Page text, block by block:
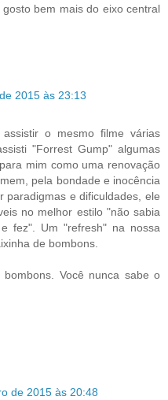
bem mais do eixo central
2015 às 23:13
o mesmo filme várias
"Forrest Gump" algumas
mim como uma renovação
pela bondade e inocência
paradigmas e dificuldades, ele
no melhor estilo "não sabia
fez". Um "refresh" na nossa
de bombons.
Você nunca sabe o
de 2015 às 20:48